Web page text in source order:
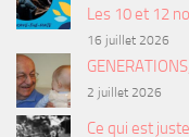
Les 10 et 12
16 juillet 2026
2 juillet 2026
Ce qui est juste